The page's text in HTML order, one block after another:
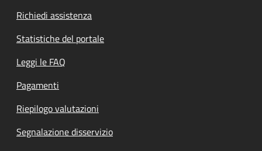
Richiedi assistenza
Statistiche del portale
Leggi le FAQ
Pagamenti
Riepilogo valutazioni
Segnalazione disservizio